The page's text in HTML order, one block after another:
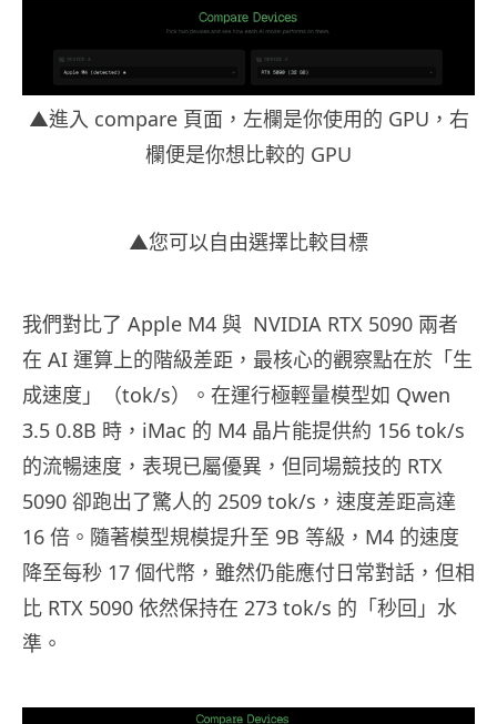
▲進入 compare 頁面，左欄是你使用的 GPU，右
欄便是你想比較的 GPU
▲您可以自由選擇比較目標
我們對比了 Apple M4 與 NVIDIA RTX 5090 兩者
在 AI 運算上的階級差距，最核心的觀察點在於「生
成速度」（tok/s）。在運行極輕量模型如 Qwen
3.5 0.8B 時，iMac 的 M4 晶片能提供約 156 tok/s
的流暢速度，表現已屬優異，但同場競技的 RTX
5090 卻跑出了驚人的 2509 tok/s，速度差距高達
16 倍。隨著模型規模提升至 9B 等級，M4 的速度
降至每秒 17 個代幣，雖然仍能應付日常對話，但相
比 RTX 5090 依然保持在 273 tok/s 的「秒回」水
準。